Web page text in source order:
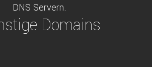
DNS Servern.
Domains